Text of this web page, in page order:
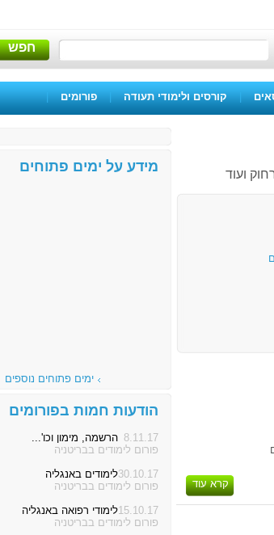
חפש
| קורסים ולימודי תעודה | פורומים |
ועוד
קרא עוד
מידע על ימים פתוחים
ימים פתוחים נוספים
הודעות חמות בפורומים
8.11.17 הרשמה, מימון וכו'...
פורום לימודים בבריטניה
30.10.17לימודים באנגליה
פורום לימודים בבריטניה
15.10.17לימודי רפואה באנגליה
פורום לימודים בבריטניה